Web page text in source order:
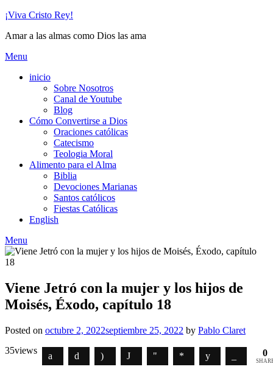
Skip
content
¡Viva Cristo Rey!
Amar a las almas como Dios las ama
Menu
inicio
Sobre Nosotros
Canal de Youtube
Blog
Cómo Convertirse a Dios
Oraciones católicas
Catecismo
Teologia Moral
Alimento para el Alma
Biblia
Devociones Marianas
Santos católicos
Fiestas Católicas
English
Menu
Viene Jetró con la mujer y los hijos de
Moisés, Éxodo, capítulo 18
Posted on octubre 2, 2022septiembre 25, 2022 by Pablo Claret
35views 0